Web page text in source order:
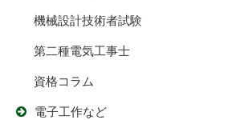
機械設計技術者試験
第二種電気工事士
資格コラム
電子工作など